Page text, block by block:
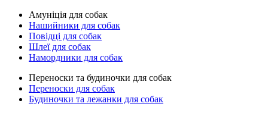
Амуніція для собак
Нашийники для собак
Повідці для собак
Шлеї для собак
Намордники для собак
Переноски та будиночки для собак
Переноски для собак
Будиночки та лежанки для собак